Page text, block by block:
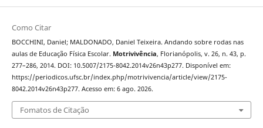
Como Citar
BOCCHINI, Daniel; MALDONADO, Daniel Teixeira. Andando sobre rodas nas
aulas de Educação Física Escolar. Motrivivência, Florianópolis, v. 26, n. 43, p.
277–286, 2014. DOI: 10.5007/2175-8042.2014v26n43p277. Disponível em:
https://periodicos.ufsc.br/index.php/motrivivencia/article/view/2175-
8042.2014v26n43p277. Acesso em: 6 ago. 2026.
Fomatos de Citação